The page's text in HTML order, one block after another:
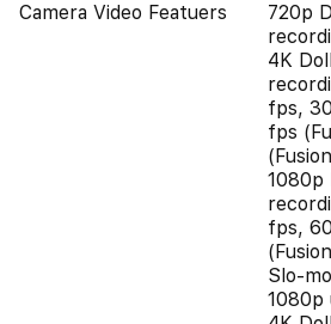
Camera Video Featuers
720p
4K
fps,
fps
1080p
fps,
1080p